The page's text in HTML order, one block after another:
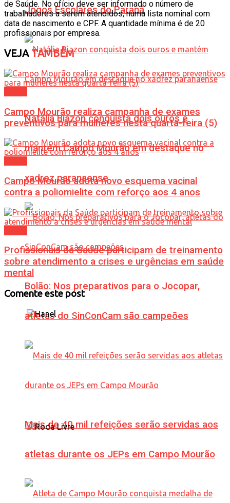
Jogos Escolares do Paraná
Natália Biazon conquista dois ouros e
mantém Campo Mourão em destaque no
xadrez paranaense
Bolão: Nos preparativos para o Jocopar,
atletas do SinConCam são campeões
Mais de 40 mil refeições serão servidas aos
atletas durante os JEPs em Campo Mourão
de Saúde. No ofício deve ser informado o número de
trabalhadores a serem atendidos, numa lista nominal com
data de nascimento e CPF. A quantidade mínima é de 20
profissionais por empresa.
VEJATAMBÉM
Campo Mourão realiza campanha de exames
preventivos para mulheres nesta quarta-feira (5)
Campo Mourão adota novo esquema vacinal
contra a poliomielite com reforço aos 4 anos
Profissionais da Saúde participam de treinamento
sobre atendimento a crises e urgências em saúde
mental
Comente este post